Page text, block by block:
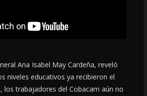
Ana Isabel May Cardeña, reveló
niveles educativos ya recibieron el
los trabajadores del Cobacam aún no